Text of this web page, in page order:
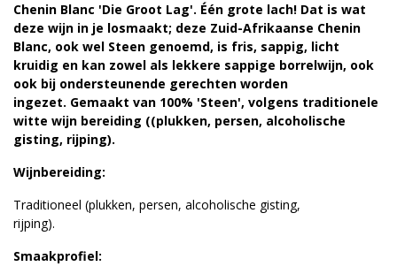
Chenin Blanc 'Die Groot Lag'. Één grote lach! Dat is wat
deze wijn in je losmaakt; deze Zuid-Afrikaanse Chenin
Blanc, ook wel Steen genoemd, is fris, sappig, licht
kruidig en kan zowel als lekkere sappige borrelwijn, ook
ook bij ondersteunende gerechten worden
ingezet. Gemaakt van 100% 'Steen', volgens traditionele
witte wijn bereiding ((plukken, persen, alcoholische
gisting, rijping).
Wijnbereiding:
Traditioneel (plukken, persen, alcoholische gisting,
rijping).
Smaakprofiel: